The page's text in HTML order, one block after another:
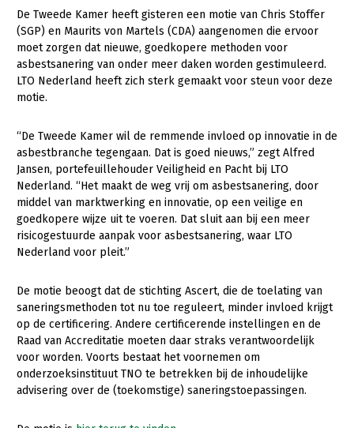
Sterk ondernemerschap
Transitiepaden
Thema’s
Gezonde planten
Gezonde dieren
Natuur, klimaat en energie
Bodem en water
Platteland en omgeving
Mens, ondernemerschap en onderwijs
Sectoren
Dier
Biologische Landbouw
Geitenhouderij
Kalverhouderij
Akkerbouw
Biologische Landbouw
De Tweede Kamer heeft gisteren een motie van Chris Stoffer
(SGP) en Maurits von Martels (CDA) aangenomen die ervoor
moet zorgen dat nieuwe, goedkopere methoden voor
asbestsanering van onder meer daken worden gestimuleerd.
LTO Nederland heeft zich sterk gemaakt voor steun voor deze
motie.
“De Tweede Kamer wil de remmende invloed op innovatie in de
asbestbranche tegengaan. Dat is goed nieuws,” zegt Alfred
Jansen, portefeuillehouder Veiligheid en Pacht bij LTO
Nederland. “Het maakt de weg vrij om asbestsanering, door
middel van marktwerking en innovatie, op een veilige en
goedkopere wijze uit te voeren. Dat sluit aan bij een meer
risicogestuurde aanpak voor asbestsanering, waar LTO
Nederland voor pleit.”
De motie beoogt dat de stichting Ascert, die de toelating van
saneringsmethoden tot nu toe reguleert, minder invloed krijgt
op de certificering. Andere certificerende instellingen en de
Raad van Accreditatie moeten daar straks verantwoordelijk
voor worden. Voorts bestaat het voornemen om
onderzoeksinstituut TNO te betrekken bij de inhoudelijke
advisering over de (toekomstige) saneringstoepassingen.